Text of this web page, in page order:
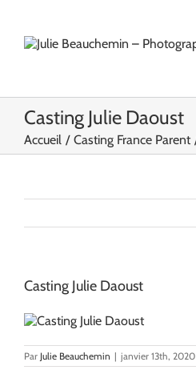
contenu
Casting Julie Daoust
Accueil Casting France Parent
Casting Julie Daoust
Par Julie Beauchemin | janvier 13th, 2020